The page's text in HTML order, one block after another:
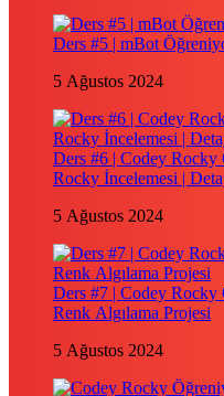
Ders #5 | mBot
5 Ağustos 2024
Ders #6 | Codey
Rocky İncelemesi |
5 Ağustos 2024
Ders #7 | Codey
Renk Algılama Projesi
5 Ağustos 2024